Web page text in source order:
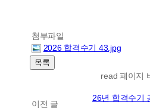
첨부파일
2026 합격수기 43.jpg
read 페이지
이전 글
26년 합격수기